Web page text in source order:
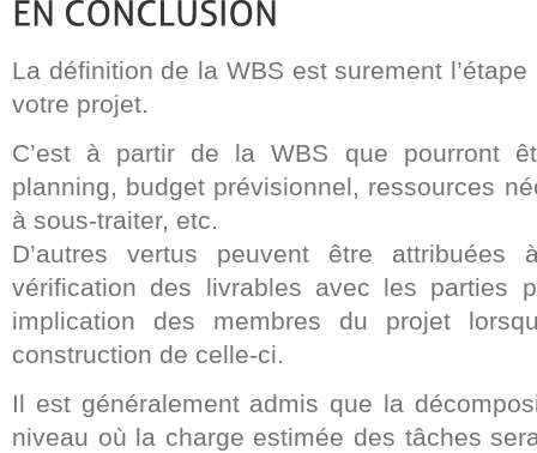
La définition de la WBS est surement
votre projet.
C’est à partir de la WBS que pourront
planning, budget prévisionnel, ressources
à sous-traiter, etc.
D’autres vertus peuvent être
vérification des livrables avec les parties
implication des membres du projet
construction de celle-ci.
Il est généralement admis que la
niveau où la charge estimée des tâches